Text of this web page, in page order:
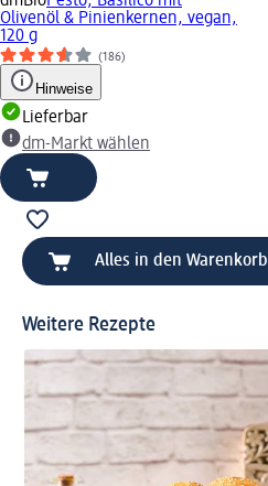
Olivenöl & Pinienkernen, vegan,
120 g
(186)
Hinweise
Lieferbar
dm-Markt wählen
Alles in den Warenkorb
Weitere Rezepte